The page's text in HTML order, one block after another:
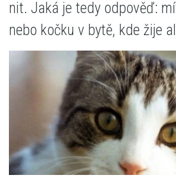
nit. Jaká je tedy odpověď:
nebo kočku v bytě, kde žije